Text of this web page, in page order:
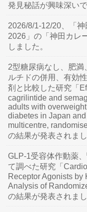
発見秘話が興味深いで
2026/8/1-12/20、「
2026」の「神田カレ
しました。
2型糖尿病なし、肥
ルチドの併用、有効
剤と比較した研究「
cagrilintide and
adults with
diabetes in Japan
multicentre,
の結果が発表されまし
GLP-1受容体作動薬
て調べた研究「
Receptor Agonists by
Analysis of
の結果が発表されまし